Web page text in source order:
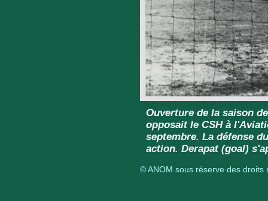
Ouverture de la saison
opposait le CSH à
septembre. La défense
action. Derapat (goal)
© ANOM sous réserve des